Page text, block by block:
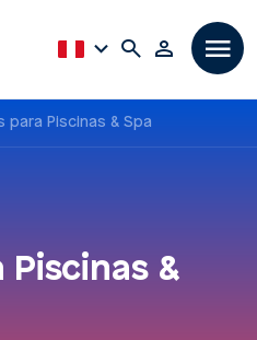
para Piscinas & Spa
Piscinas &